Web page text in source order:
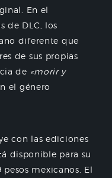
En el
de DLC, los
diferente que
de sus propias
de «morir y
el género
con las ediciones
disponible para su
mexicanos. El